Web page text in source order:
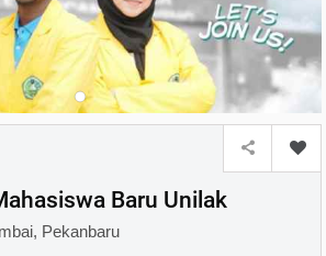
Baru Unilak
Pekanbaru